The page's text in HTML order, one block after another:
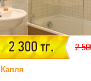
2 300 тг. 2
Капля